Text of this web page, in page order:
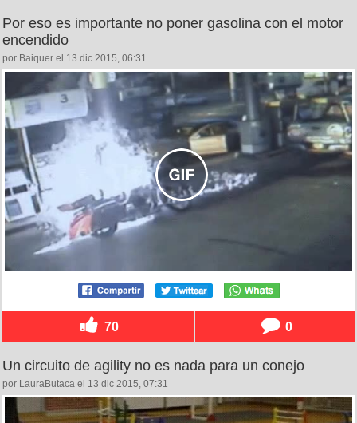
Por eso es importante no poner gasolina con el motor
encendido
por Baiquer el 13 dic 2015, 06:31
70 0
Un circuito de agility no es nada para un conejo
por LauraButaca el 13 dic 2015, 07:31